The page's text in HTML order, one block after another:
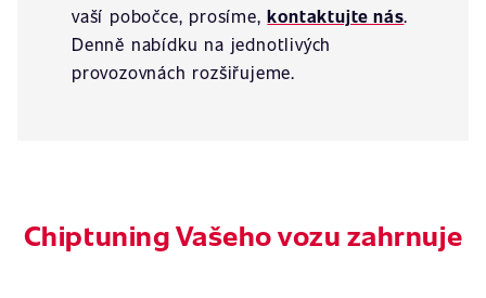
vaší pobočce, prosíme,kontaktujte nás.
Denně nabídku na jednotlivých
provozovnách rozšiřujeme.
Chiptuning Vašeho vozu zahrnuje